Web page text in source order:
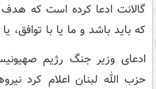
گالانت ادعا کرده است که
که باید باشد و ما یا با توافق،
ادعای وزیر جنگ رژیم
حزب الله لبنان اعلام کرد